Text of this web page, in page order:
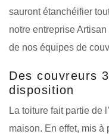
sauront étanchéifier
notre entreprise
de nos équipes de
Des couvreurs
disposition
La toiture fait partie de
maison. En effet, mis à